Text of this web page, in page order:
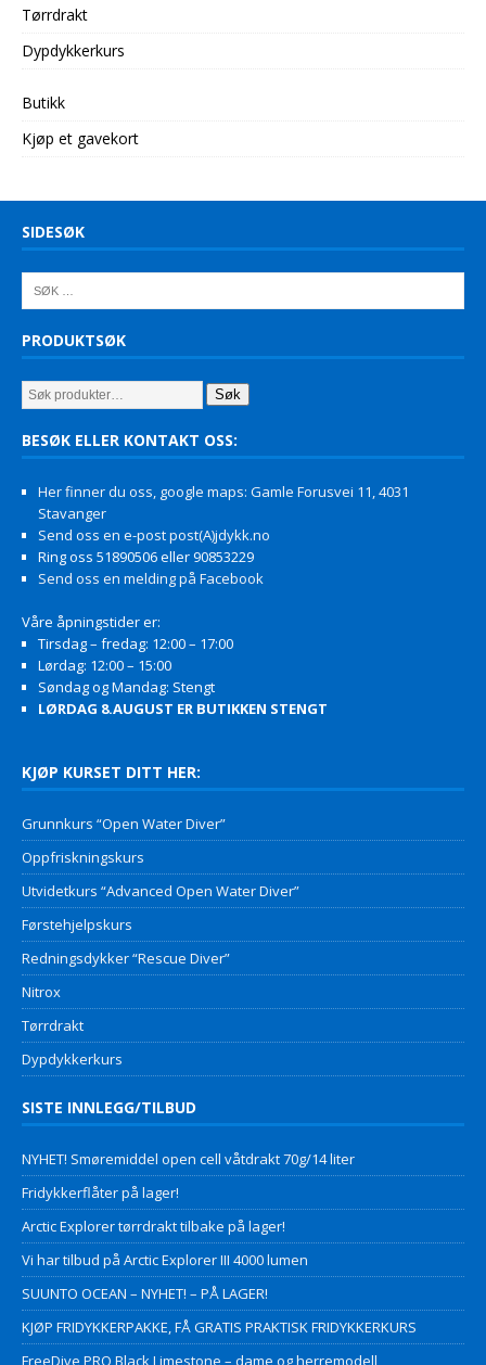
Tørrdrakt
Dypdykkerkurs
Butikk
Kjøp et gavekort
SIDESØK
PRODUKTSØK
Søk
BESØK ELLER KONTAKT OSS:
Her finner du oss, google maps: Gamle Forusvei 11, 4031
Stavanger
Send oss en e-post post(A)jdykk.no
Ring oss 51890506 eller 90853229
Send oss en melding på Facebook
Våre åpningstider er:
Tirsdag – fredag: 12:00 – 17:00
Lørdag: 12:00 – 15:00
Søndag og Mandag: Stengt
LØRDAG 8.AUGUST ER BUTIKKEN STENGT
KJØP KURSET DITT HER:
Grunnkurs “Open Water Diver”
Oppfriskningskurs
Utvidetkurs “Advanced Open Water Diver”
Førstehjelpskurs
Redningsdykker “Rescue Diver”
Nitrox
Tørrdrakt
Dypdykkerkurs
SISTE INNLEGG/TILBUD
NYHET! Smøremiddel open cell våtdrakt 70g/14 liter
Fridykkerflåter på lager!
Arctic Explorer tørrdrakt tilbake på lager!
Vi har tilbud på Arctic Explorer III 4000 lumen
SUUNTO OCEAN – NYHET! – PÅ LAGER!
KJØP FRIDYKKERPAKKE, FÅ GRATIS PRAKTISK FRIDYKKERKURS
FreeDive PRO Black Limestone – dame og herremodell